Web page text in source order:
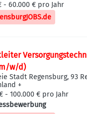
- 60.000 € pro Jahr
w/d)
Stadt Regensburg, 93
+
- 100.000 € pro Jahr